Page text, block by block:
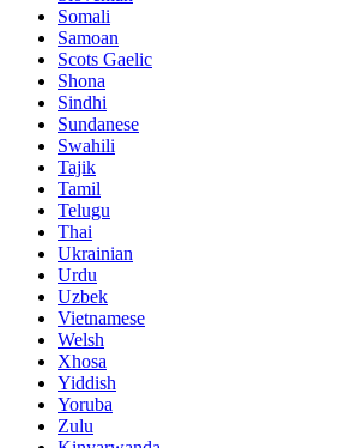
Somali
Samoan
Scots Gaelic
Shona
Sindhi
Sundanese
Swahili
Tajik
Tamil
Telugu
Thai
Ukrainian
Urdu
Uzbek
Vietnamese
Welsh
Xhosa
Yiddish
Yoruba
Zulu